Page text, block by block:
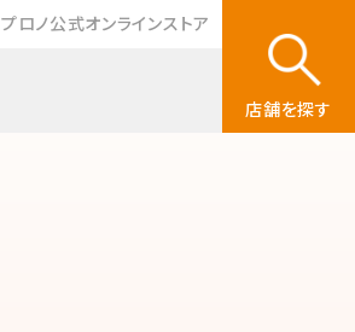
プロノ公式オンラインストア
店舗を探す